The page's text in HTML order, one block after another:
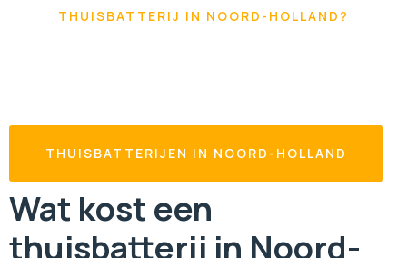
THUISBATTERIJ IN NOORD-HOLLAND?
THUISBATTERIJEN IN NOORD-HOLLAND
Wat kost een
thuisbatterij in Noord-